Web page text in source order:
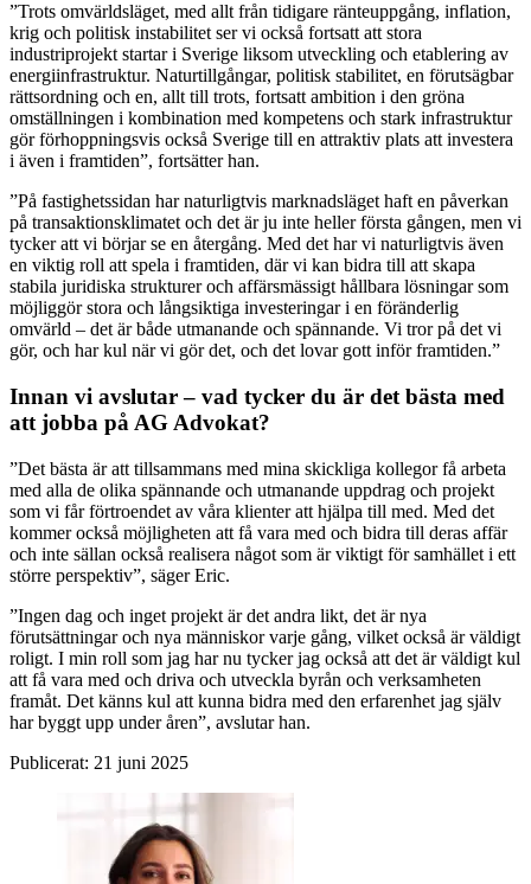
”Trots omvärldsläget, med allt från tidigare ränteuppgång, inflation,
krig och politisk instabilitet ser vi också fortsatt att stora
industriprojekt startar i Sverige liksom utveckling och etablering av
energiinfrastruktur. Naturtillgångar, politisk stabilitet, en förutsägbar
rättsordning och en, allt till trots, fortsatt ambition i den gröna
omställningen i kombination med kompetens och stark infrastruktur
gör förhoppningsvis också Sverige till en attraktiv plats att investera
i även i framtiden”, fortsätter han.
”På fastighetssidan har naturligtvis marknadsläget haft en påverkan
på transaktionsklimatet och det är ju inte heller första gången, men vi
tycker att vi börjar se en återgång. Med det har vi naturligtvis även
en viktig roll att spela i framtiden, där vi kan bidra till att skapa
stabila juridiska strukturer och affärsmässigt hållbara lösningar som
möjliggör stora och långsiktiga investeringar i en föränderlig
omvärld – det är både utmanande och spännande. Vi tror på det vi
gör, och har kul när vi gör det, och det lovar gott inför framtiden.”
Innan vi avslutar – vad tycker du är det bästa med
att jobba på AG Advokat?
”Det bästa är att tillsammans med mina skickliga kollegor få arbeta
med alla de olika spännande och utmanande uppdrag och projekt
som vi får förtroendet av våra klienter att hjälpa till med. Med det
kommer också möjligheten att få vara med och bidra till deras affär
och inte sällan också realisera något som är viktigt för samhället i ett
större perspektiv”, säger Eric.
”Ingen dag och inget projekt är det andra likt, det är nya
förutsättningar och nya människor varje gång, vilket också är väldigt
roligt. I min roll som jag har nu tycker jag också att det är väldigt kul
att få vara med och driva och utveckla byrån och verksamheten
framåt. Det känns kul att kunna bidra med den erfarenhet jag själv
har byggt upp under åren”, avslutar han.
Publicerat: 21 juni 2025